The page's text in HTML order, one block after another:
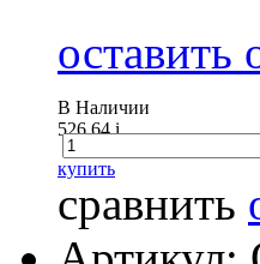
оставить
В Наличии
526.64i
купить
сравнить